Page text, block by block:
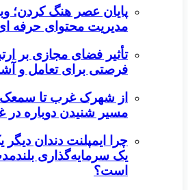
پایان عصر هنگ کردن؛
مدیریت محتوای حرفه ای
تأثیر فضای مجازی بر
فرصتی برای تعامل و
از شهرک غرب تا سمعک
مسیر شنیدن دوباره در
چرا ایمپلنت دندان
یک سرمایه‌گذاری
است؟